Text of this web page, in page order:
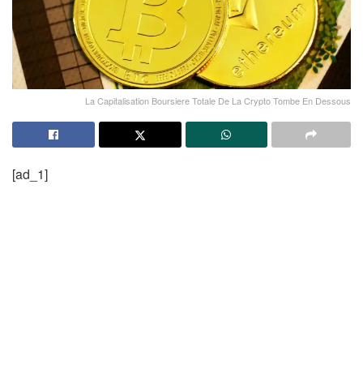
La Capitalisation Boursiere Totale De La Crypto Tombe En Dessous
[ad_1]